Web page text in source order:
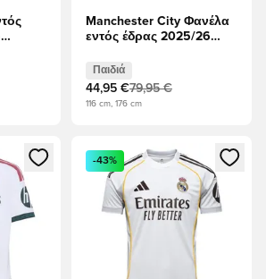
Manchester City Φανέλα
εντός έδρας 2025/26
Παιδιά
44,95 €79,95 €
116 cm, 176 cm
για να συνδεθείτε ή να εγγραφείτε ως
Ανοίγει ένα Modal για να
-43%